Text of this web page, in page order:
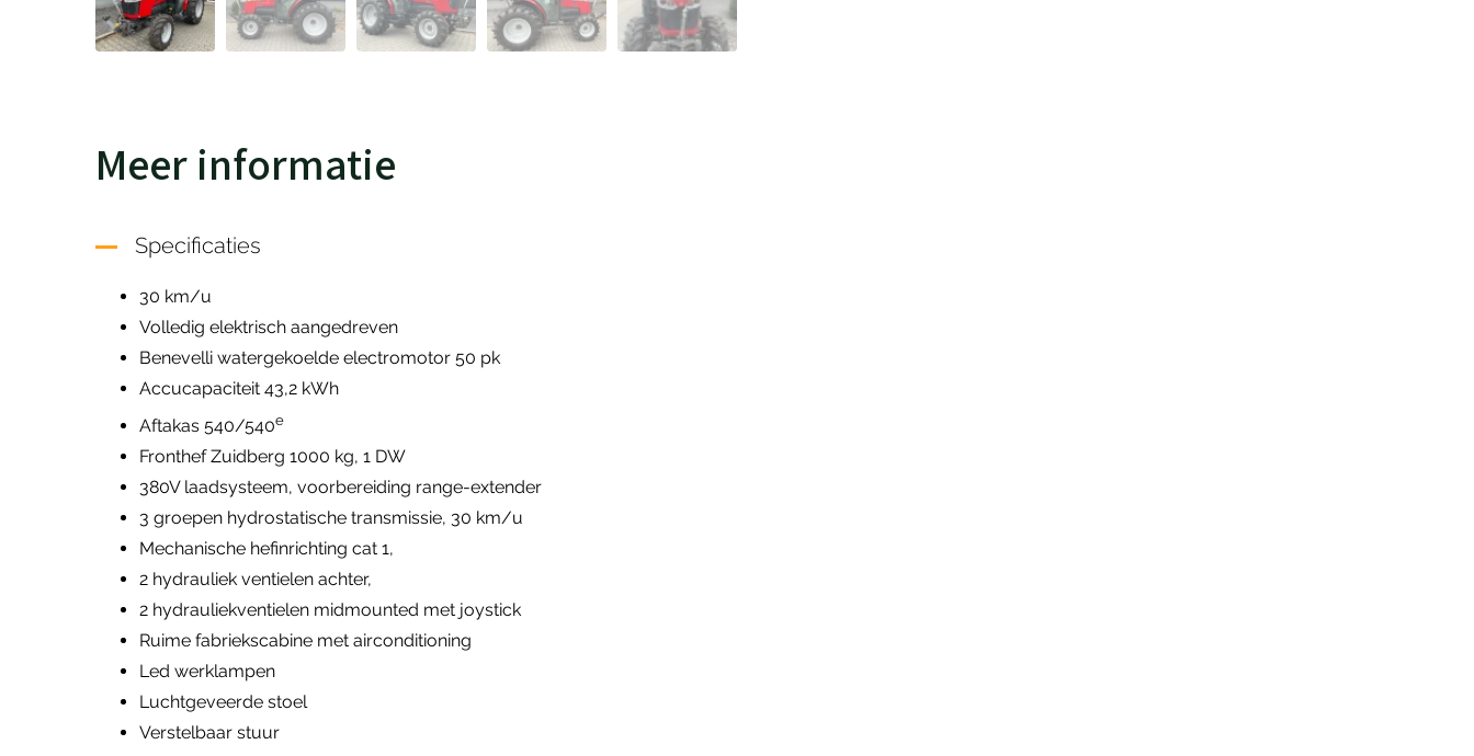
Meer informatie
Specificaties
30 km/u
Volledig elektrisch aangedreven
Benevelli watergekoelde electromotor 50 pk
Accucapaciteit 43,2 kWh
Aftakas 540/540e
Fronthef Zuidberg 1000 kg, 1 DW
380V laadsysteem, voorbereiding range-extender
3 groepen hydrostatische transmissie, 30 km/u
Mechanische hefinrichting cat 1,
2 hydrauliek ventielen achter,
2 hydrauliekventielen midmounted met joystick
Ruime fabriekscabine met airconditioning
Led werklampen
Luchtgeveerde stoel
Verstelbaar stuur